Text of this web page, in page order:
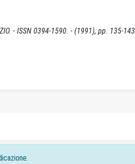
- ISSN 0394-1590. - (1991), pp. 135-